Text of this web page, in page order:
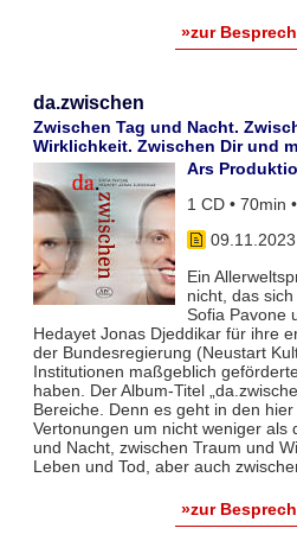
»zur
da.zwischen
Zwischen Tag und Nacht.
Wirklichkeit. Zwischen Dir und
Ars
1 CD • 70min
09.11.2023
Ein
nicht, das
Sofia Pavone
Hedayet Jonas Djeddikar für ihre
der Bundesregierung (Neustart
Institutionen maßgeblich
haben. Der Album-Titel
Bereiche. Denn es geht in den
Vertonungen um nicht weniger als
und Nacht, zwischen Traum und
Leben und Tod, aber auch
»zur